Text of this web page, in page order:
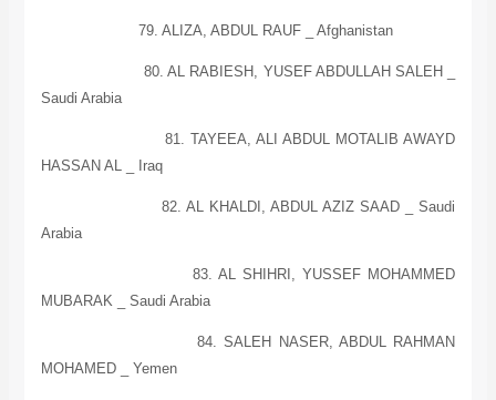
79. ALIZA, ABDUL RAUF _ Afghanistan
80. AL RABIESH, YUSEF ABDULLAH SALEH _
Saudi Arabia
81. TAYEEA, ALI ABDUL MOTALIB AWAYD
HASSAN AL_ Iraq
82. AL KHALDI, ABDUL AZIZ SAAD _Saudi
Arabia
83. AL SHIHRI, YUSSEF MOHAMMED
MUBARAK _ Saudi Arabia
84. SALEH NASER, ABDUL RAHMAN
MOHAMED _ Yemen